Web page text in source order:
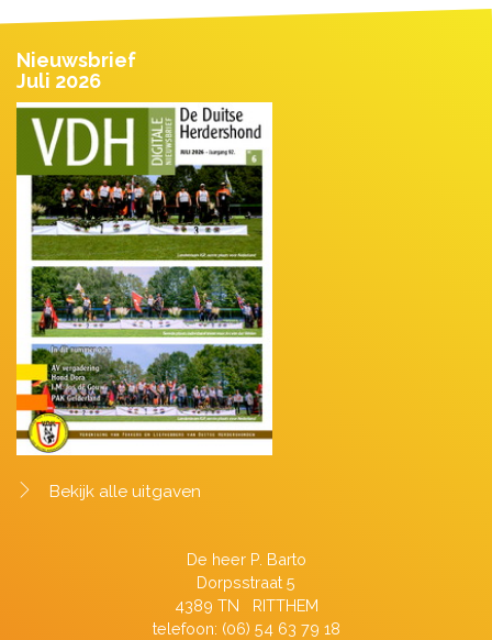
Nieuwsbrief
Juli 2026
Bekijk alle uitgaven
De heer P. Barto
Dorpsstraat 5
4389 TN RITTHEM
telefoon: (06) 54 63 79 18